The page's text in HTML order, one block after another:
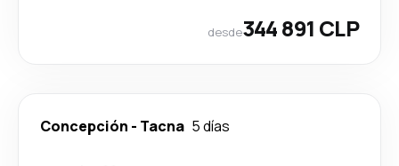
desde344 891 CLP
Concepción - Tacna 5 días